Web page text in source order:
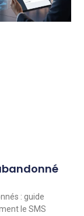
: guide
le SMS